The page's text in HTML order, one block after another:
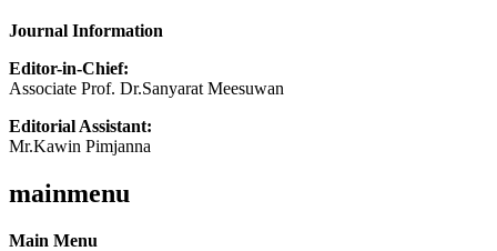
Journal Information
Editor-in-Chief:
Associate Prof. Dr.Sanyarat Meesuwan
Editorial Assistant:
Mr.Kawin Pimjanna
mainmenu
Main Menu